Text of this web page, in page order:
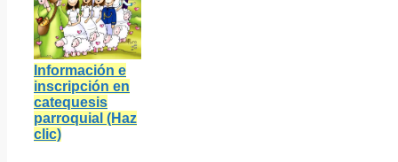
Información e
inscripción en
catequesis
parroquial (Haz
clic)